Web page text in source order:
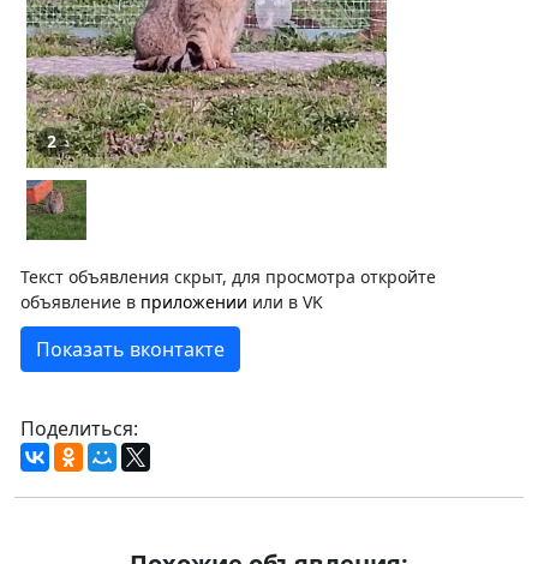
2
Текст объявления скрыт, для просмотра откройте
объявление в приложении или в VK
Показать вконтакте
Поделиться: